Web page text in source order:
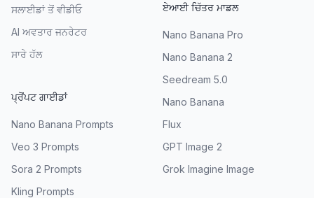
ਸਲਾਈਡਾਂ ਤੋਂ ਵੀਡੀਓ
AI ਅਵਤਾਰ ਜਨਰੇਟਰ
ਸਾਰੇ ਹੱਲ
ਪ੍ਰੋਂਪਟ ਗਾਈਡਾਂ
Nano Banana Prompts
Veo 3 Prompts
Sora 2 Prompts
Kling Prompts
ਏਆਈ ਚਿੱਤਰ ਮਾਡਲ
Nano Banana Pro
Nano Banana 2
Seedream 5.0
Nano Banana
Flux
GPT Image 2
Grok Imagine Image